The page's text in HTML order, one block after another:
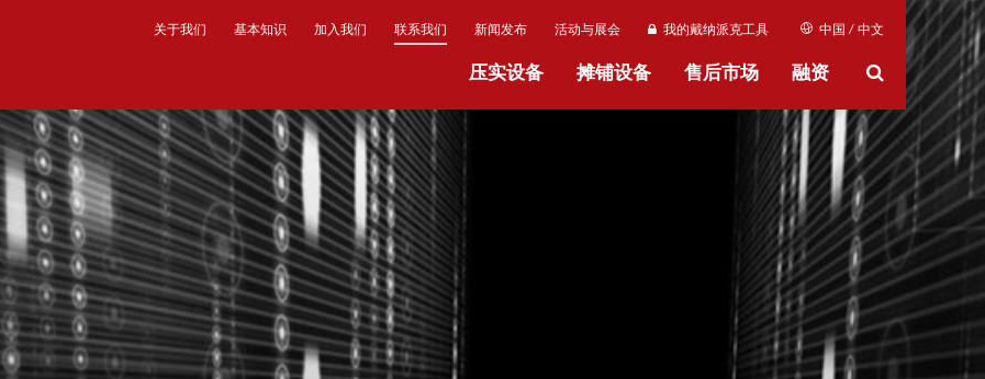
关于我们 基本知识 加入我们 联系我们 新闻发布 活动与展会 我的戴纳派克工具 中国 / 中文
压实设备 摊铺设备 售后市场 融资